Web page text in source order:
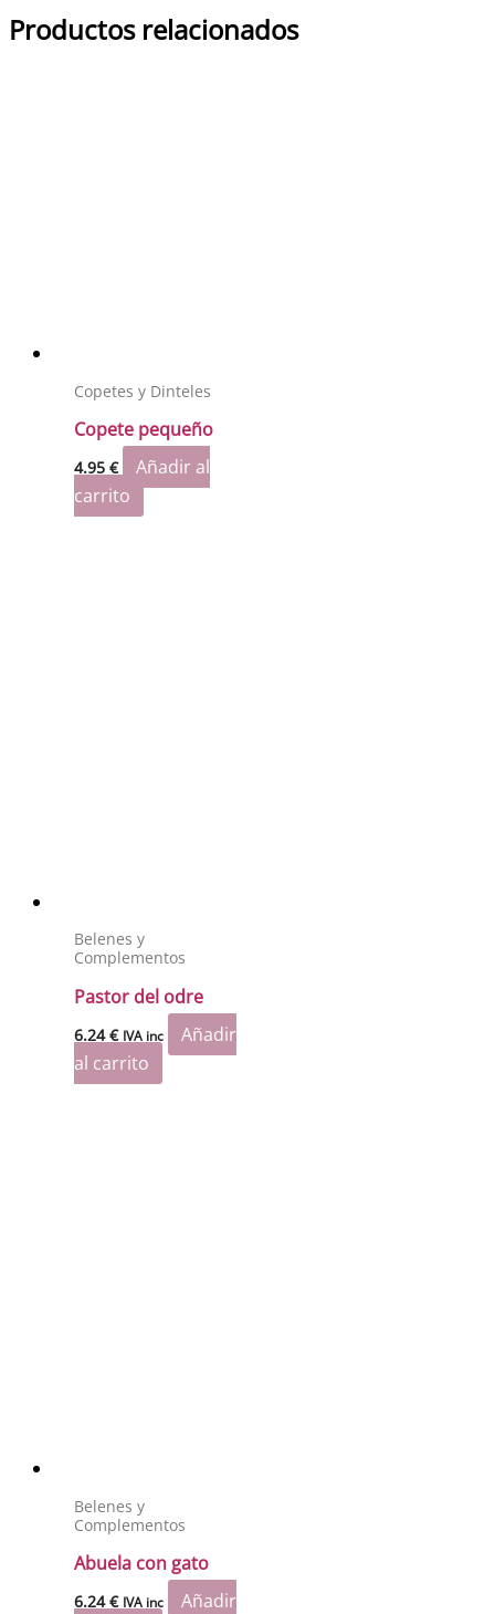
Productos relacionados
Copetes y Dinteles
Copete pequeño
4.95€
Añadir al
carrito
Belenes y
Complementos
Pastor del odre
6.24€ IVA inc
Añadir
al carrito
Belenes y
Complementos
Abuela con gato
6.24€ IVA inc
Añadir